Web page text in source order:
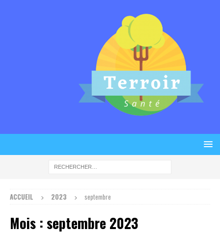
ACCUEIL 2023 septembre
Mois :septembre 2023